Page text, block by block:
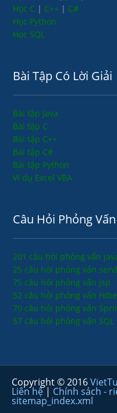
Học C | C++ | C#
Học Python
Học SQL
Bài Tập Có Lời Giải
Bài tập Java
Bài tập C
Bài tập C++
Bài tập C#
Bài tập Python
Ví dụ Excel VBA
Câu Hỏi Phỏng Vấn
201 câu hỏi phỏng vấn
25 câu hỏi phỏng vấn
75 câu hỏi phỏng vấn jsp
52 câu hỏi phỏng vấn
70 câu hỏi phỏng vấn
57 câu hỏi phỏng vấn SQL
Copyright © 2016
Liên hệ| Chính sách -
sitemap_index.xml